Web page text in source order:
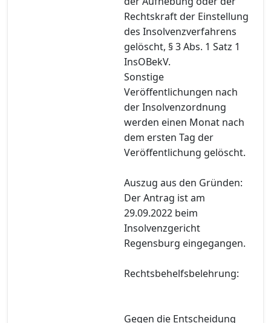
Rechtskraft der Einstellung
des Insolvenzverfahrens
gelöscht, § 3 Abs. 1 Satz 1
InsOBekV.
Sonstige
Veröffentlichungen nach
der Insolvenzordnung
werden einen Monat nach
dem ersten Tag der
Veröffentlichung gelöscht.
Auszug aus den Gründen:
Der Antrag ist am
29.09.2022 beim
Insolvenzgericht
Regensburg eingegangen.
Rechtsbehelfsbelehrung:
Gegen die Entscheidung